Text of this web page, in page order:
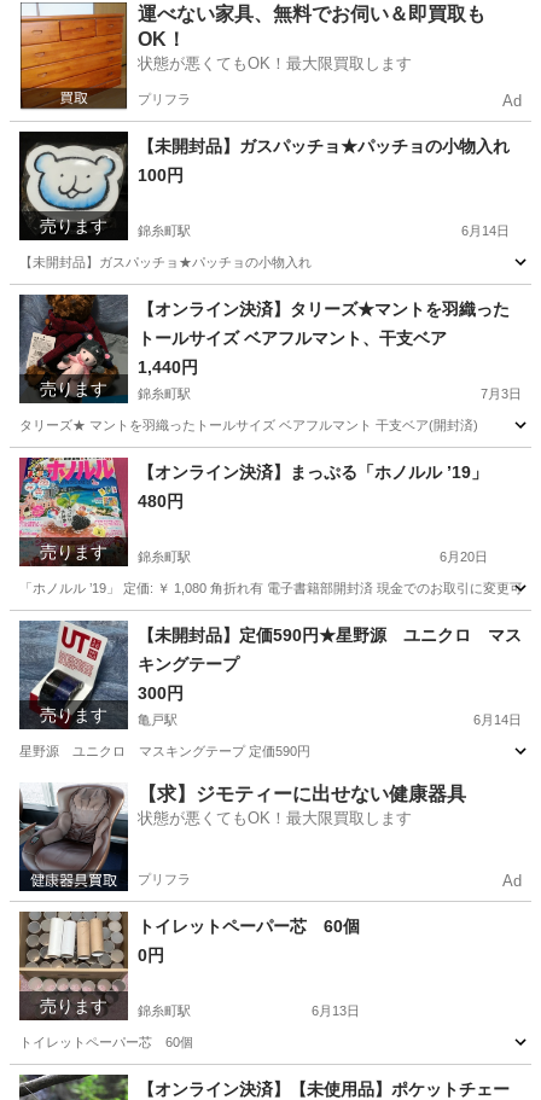
東京 江東区 亀戸駅 フェイスケア
運べない家具、無料でお伺い＆即買取も
OK！
状態が悪くてもOK！最大限買取します
プリフラ Ad
売ります
【未開封品】ガスパッチョ★パッチョの小物入れ
100円
錦糸町駅 6月14日
【未開封品】ガスパッチョ★パッチョの小物入れ
東京 墨田区 錦糸町駅 ノベルティグッズ
売ります
【オンライン決済】タリーズ★マントを羽織った
トールサイズ ベアフルマント、干支ベア
1,440円
錦糸町駅 7月3日
タリーズ★ マントを羽織ったトールサイズ ベアフルマント 干支ベア(開封済)
東京 墨田区 錦糸町駅 その他
売ります
【オンライン決済】まっぷる「ホノルル ’19」
480円
錦糸町駅 6月20日
「ホノルル ’19」 定価: ￥ 1,080 角折れ有 電子書籍部開封済 現金でのお取引に変更可
東京 墨田区 錦糸町駅 その他 まっぷる
売ります
【未開封品】定価590円★星野源 ユニクロ マス
キングテープ
300円
亀戸駅 6月14日
星野源 ユニクロ マスキングテープ 定価590円
東京 江東区 亀戸駅 その他 マスキングテープ
【求】ジモティーに出せない健康器具
状態が悪くてもOK！最大限買取します
プリフラ Ad
売ります
トイレットペーパー芯 60個
0円
錦糸町駅 6月13日
トイレットペーパー芯 60個
東京 江東区 錦糸町駅 その他 トイレットペーパー
【オンライン決済】【未使用品】ポケットチェー